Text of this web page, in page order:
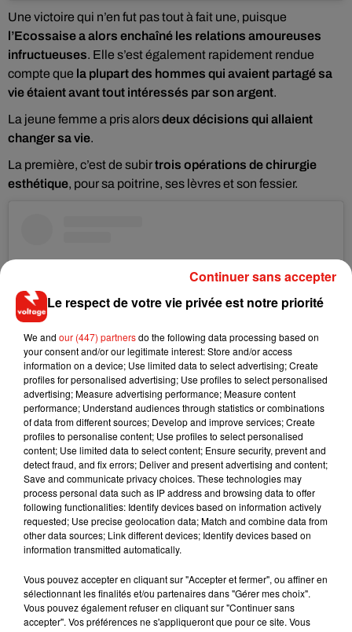
Une victoire qui n’en fut pas tout à fait une, puisque
l’Ecossaise a alors enchaîné les relations amoureuses
infructueuses. Elle s’est également rapidement rendue
compte que la plupart des hommes qui avaient partagé sa
vie étaient avant tout intéressés par son argent.
La jeune femme a pris alorsdeux décisions qui allaient
changer sa vie.
La première, c’est de subirtrois opérations de chirurgie
esthétique, pour sa poitrine, ses lèvres et son fessier.
Voir cette publication sur Instagram
Une publication partagée par Jane Park (@janeparkx)le4 Sept. 2018 à 10 :44 PDT
La deuxième, c’est deretrouver l’amour, mais d’une
manière qui soit sans équivoque, puisquel’heureux élu sera
payé 70 000 euros par an pour vivre avec elle. De ce fait, elle
pense que cela enlèvera le côté "
La jeune femme de 23 ans va donc bientôt se lancerdans la
recherche de son âme-sœur par le biais d’un site Internet
Le respect de votre vie privée est notre priorité
We and our (447) partnersdo the following data processing based on
your consent and/or our legitimate interest: Store and/or access
information on a device; Use limited data to select advertising; Create
profiles for personalised advertising; Use profiles to select personalised
advertising; Measure advertising performance; Measure content
performance; Understand audiences through statistics or combinations
of data from different sources; Develop and improve services; Create
profiles to personalise content; Use profiles to select personalised
content; Use limited data to select content; Ensure security, prevent and
detect fraud, and fix errors; Deliver and present advertising and content;
Save and communicate privacy choices. These technologies may
process personal data such as IP address and browsing data to offer
following functionalities: Identify devices based on information actively
requested; Use precise geolocation data; Match and combine data from
other data sources; Link different devices; Identify devices based on
information transmitted automatically.
Vous pouvez accepter en cliquant sur "Accepter et fermer", ou affiner en
sélectionnant les finalités et/ou partenaires dans "Gérer mes choix".
Vous pouvez également refuser en cliquant sur "Continuer sans
accepter". Vos préférences ne s'appliqueront que pour ce site. Vous
Continuer sans accepter